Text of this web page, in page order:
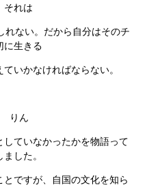
それは
れない。だから自分はそのチ
に生きる
いかなければならない。
りん
ていなかったかを物語って
した。
ですが、自国の文化を知ら